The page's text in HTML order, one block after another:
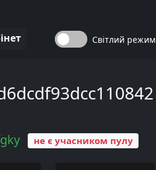
Світлий режим
не є учасником пулу